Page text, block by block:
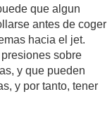
que algun
antes de coger
hacia el jet.
sobre
y que pueden
y por tanto, tener